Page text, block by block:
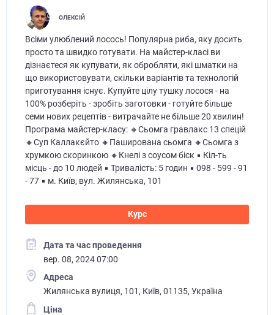
ОЛЕКСІЙ
Всіми улюблений лосось! Популярна риба, яку досить
просто та швидко готувати. На майстер-класі ви
дізнаєтеся як купувати, як обробляти, які шматки на
що використовувати, скільки варіантів та технологій
приготування існує. Купуйте цілу тушку лосося - на
100% розберіть - зробіть заготовки - готуйте більше
семи нових рецептів - витрачайте не більше 20 хвилин!
Програма майстер-класу: 🔸Сьомга гравлакс 13 спецій
🔸Суп Каллакєйто 🔸Паширована сьомга 🔸Сьомга з
хрумкою скоринкою 🔸Кнелі з соусом біск ▪️ Кіл-ть
місць - до 10 людей ▪️ Тривалість: 5 годин ▪️ 098 - 599 - 91
- 77 ▪️ м. Київ, вул. Жилянська, 101
Курс
Дата та час проведення
вер. 08, 2024 07:00
Адреса
Жилянська вулиця, 101, Київ, 01135, Україна
Ціна